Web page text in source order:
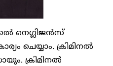
നെഗ്ലിജൻസ്
ചെയ്യാം. ക്രിമിനൽ
ക്രിമിനൽ